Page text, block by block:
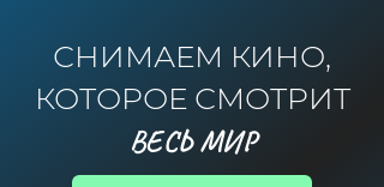
СНИМАЕМ КИНО,
КОТОРОЕ СМОТРИТ
ВЕСЬ МИР